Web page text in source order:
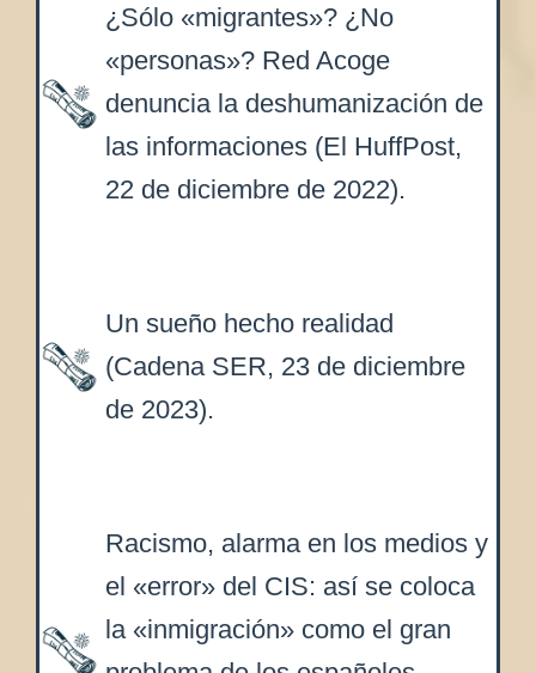
¿Sólo «migrantes»? ¿No
«personas»? Red Acoge
denuncia la deshumanización de
las informaciones (El HuffPost,
22 de diciembre de 2022).
Un sueño hecho realidad
(Cadena SER, 23 de diciembre
de 2023).
Racismo, alarma en los medios y
el «error» del CIS: así se coloca
la «inmigración» como el gran